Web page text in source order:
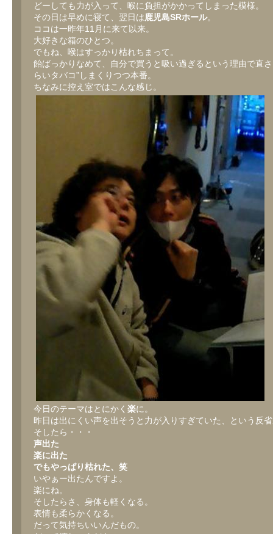
どーしても力が入って、喉に負担がかかってしまった模様。
その日は早めに寝て、翌日は鹿児島SRホール。
ココは一昨年11月に来て以来。
大好きな箱のひとつ。
でもね、喉はすっかり枯れちまって。
飴ばっかりなめて、自分で買うと吸い過ぎるという理由で直
らいタバコ”しまくりつつ本番。
ちなみに控え室ではこんな感じ。
今日のテーマはとにかく 楽に。
昨日は出にくい声を出そうと力が入りすぎていた、という反
そしたら・・・
声出た
楽に出た
でもやっぱり枯れた、笑
いやぁー出たんですよ。
楽にね。
そしたらさ、身体も軽くなる。
表情も柔らかくなる。
だって気持ちいいんだもの。